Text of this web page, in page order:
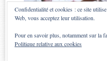
Confidentialité et cookies : ce site
Web, vous acceptez leur utilisation.
Pour en savoir plus, notamment sur la
Politique relative aux cookies